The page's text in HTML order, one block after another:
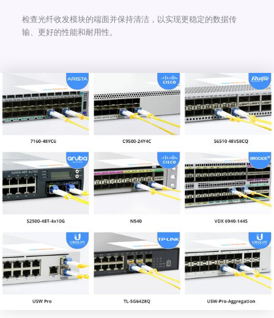
检查光纤收发模块的端面并保持清洁，以实现更稳定的数据传
输、更好的性能和耐用性。